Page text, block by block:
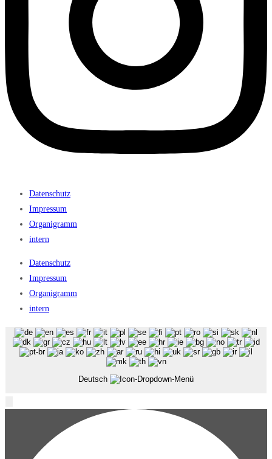
Datenschutz
Impressum
Organigramm
intern
Datenschutz
Impressum
Organigramm
intern
Deutsch